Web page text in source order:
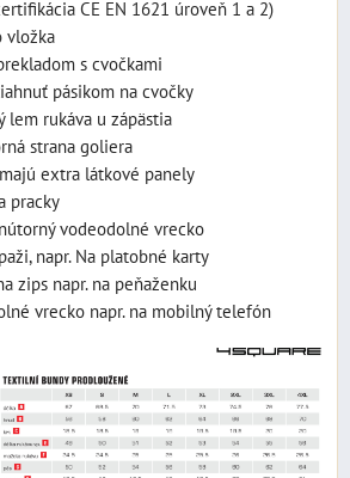
CE EN 1621 úroveň 1 a 2)
vložka
s cvočkami
pásikom na cvočky
lem rukáva u zápästia
strana goliera
extra látkové panely
pracky
vodeodolné vrecko
napr. Na platobné karty
zips napr. na peňaženku
vrecko napr. na mobilný telefón